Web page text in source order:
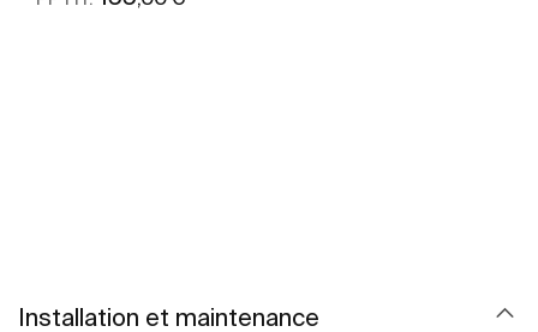
Installation et maintenance